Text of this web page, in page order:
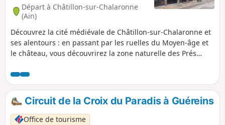
Départ à Châtillon-sur-Chalaronne
(Ain)
Découvrez la cité médiévale de Châtillon-sur-Chalaronne et
ses alentours : en passant par les ruelles du Moyen-âge et
le château, vous découvrirez la zone naturelle des Prés
par une déambulation dans l’arboretum.
Circuit de la Croix du Paradis à Guéreins
Office de tourisme